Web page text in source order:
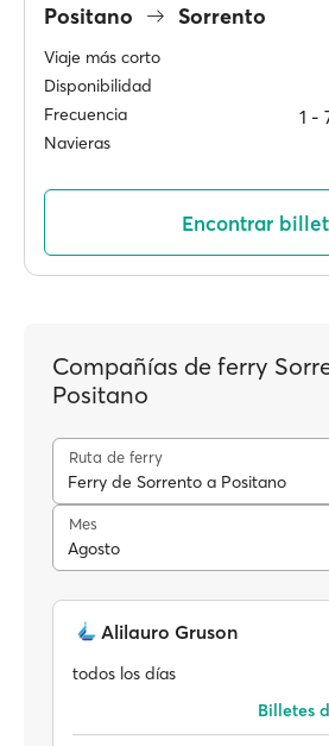
Positano Sorrento
Viaje más corto
Disponibilidad
Frecuencia 1
Navieras
Encontrar
Compañías de ferry
Positano
Ruta de ferry
Ferry de Sorrento a Positano
Mes
Agosto
Alilauro Gruson
todos los días
Billetes